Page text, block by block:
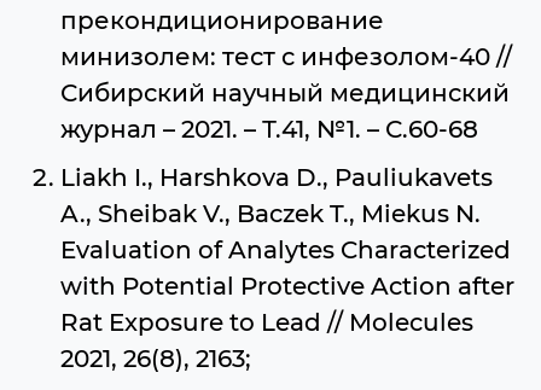
прекондиционирование
минизолем: тест с инфезолом-40 //
Сибирский научный медицинский
журнал – 2021. – Т.41, №1. – С.60-68
Liakh I., Harshkova D., Pauliukavets
A., Sheibak V., Baczek T., Miekus N.
Evaluation of Analytes Characterized
with Potential Protective Action after
Rat Exposure to Lead // Molecules
2021, 26(8), 2163;